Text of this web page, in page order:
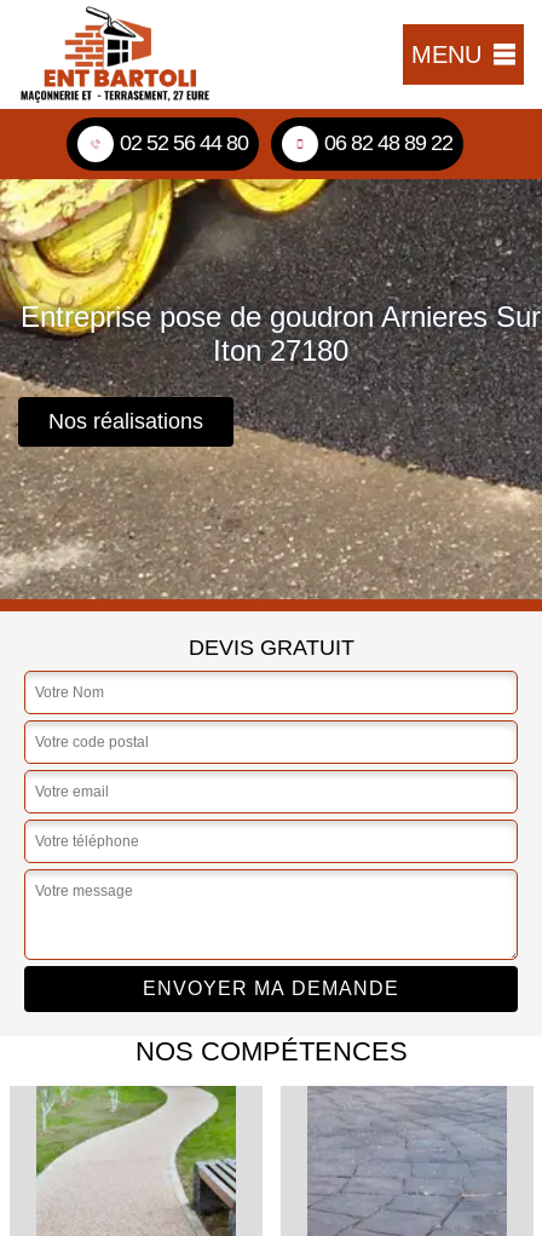
MENU
02 52 56 44 80 06 82 48 89 22
Entreprise pose de goudron Arnieres Sur
Iton 27180
Nos réalisations
DEVIS GRATUIT
NOS COMPÉTENCES